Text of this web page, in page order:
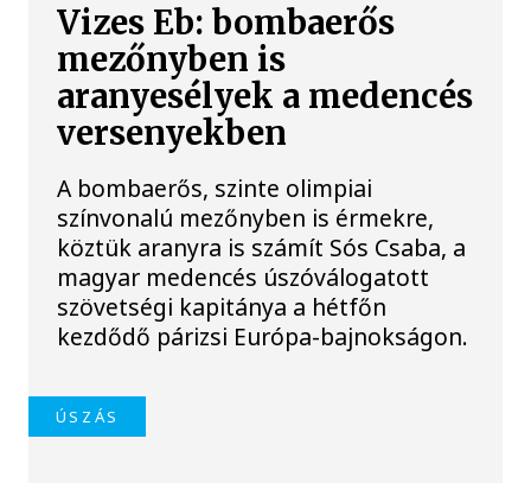
Vizes Eb: bombaerős
mezőnyben is
aranyesélyek a medencés
versenyekben
A bombaerős, szinte olimpiai
színvonalú mezőnyben is érmekre,
köztük aranyra is számít Sós Csaba, a
magyar medencés úszóválogatott
szövetségi kapitánya a hétfőn
kezdődő párizsi Európa-bajnokságon.
ÚSZÁS